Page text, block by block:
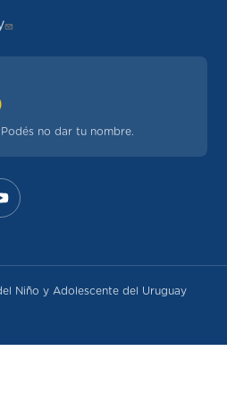
no dar tu nombre.
Niño y Adolescente del Uruguay